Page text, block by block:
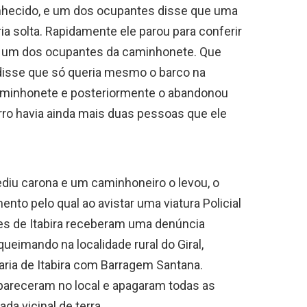
e um dos ocupantes disse que uma
solta. Rapidamente ele parou para conferir
dos ocupantes da caminhonete. Que
que só queria mesmo o barco na
e posteriormente o abandonou
havia ainda mais duas pessoas que ele
carona e um caminhoneiro o levou, o
pelo qual ao avistar uma viatura Policial
de Itabira receberam uma denúncia
na localidade rural do Giral,
de Itabira com Barragem Santana.
no local e apagaram todas as